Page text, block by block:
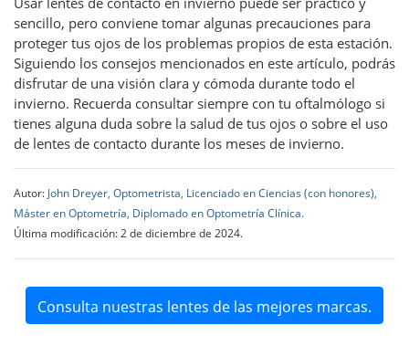
sencillo, pero conviene tomar algunas precauciones para
proteger tus ojos de los problemas propios de esta estación.
Siguiendo los consejos mencionados en este artículo, podrás
disfrutar de una visión clara y cómoda durante todo el
invierno. Recuerda consultar siempre con tu oftalmólogo si
tienes alguna duda sobre la salud de tus ojos o sobre el uso
de lentes de contacto durante los meses de invierno.
Autor: John Dreyer, Optometrista, Licenciado en Ciencias (con honores),
Máster en Optometría, Diplomado en Optometría Clínica.
Última modificación: 2 de diciembre de 2024.
Consulta nuestras lentes de las mejores marcas.